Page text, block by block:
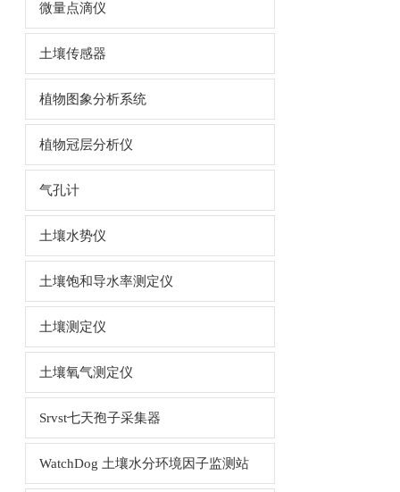
微量点滴仪
土壤传感器
植物图象分析系统
植物冠层分析仪
气孔计
土壤水势仪
土壤饱和导水率测定仪
土壤测定仪
土壤氧气测定仪
Srvst七天孢子采集器
WatchDog 土壤水分环境因子监测站